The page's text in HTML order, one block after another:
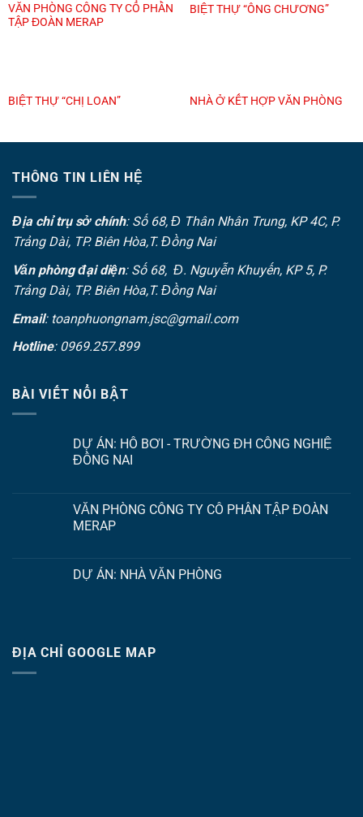
VĂN PHÒNG CÔNG TY CỔ PHẦN
TẬP ĐOÀN MERAP
BIỆT THỰ “ÔNG CHƯƠNG”
BIỆT THỰ “CHỊ LOAN” NHÀ Ở KẾT HỢP VĂN PHÒNG
THÔNG TIN LIÊN HỆ
Địa chỉ trụ sở chính: Số 68, Đ Thân Nhân Trung, KP 4C, P.
Trảng Dài, TP. Biên Hòa,T. Đồng Nai
Văn phòng đại diện: Số 68, Đ. Nguyễn Khuyến, KP 5, P.
Trảng Dài, TP. Biên Hòa,T. Đồng Nai
Email: toanphuongnam.jsc@gmail.com
Hotline: 0969.257.899
BÀI VIẾT NỔI BẬT
DỰ ÁN: HỒ BƠI - TRƯỜNG ĐH CÔNG NGHIỆ
ĐỒNG NAI
VĂN PHÒNG CÔNG TY CỔ PHẦN TẬP ĐOÀN
MERAP
DỰ ÁN: NHÀ VĂN PHÒNG
ĐỊA CHỈ GOOGLE MAP